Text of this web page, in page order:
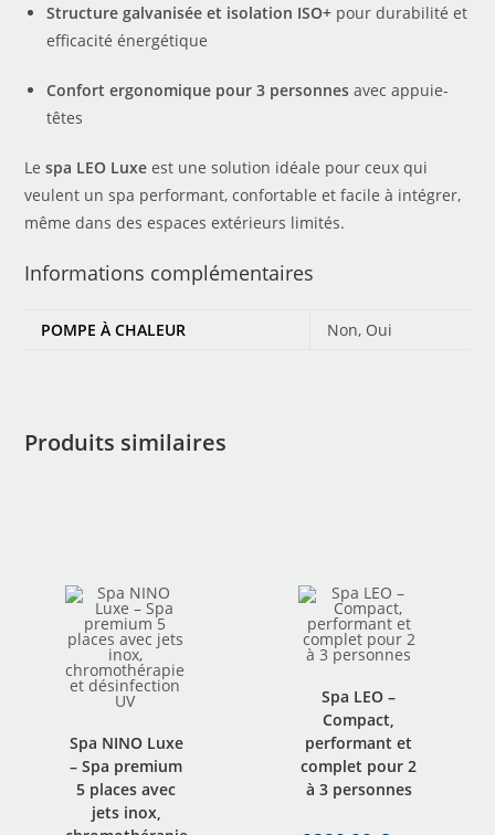
Structure galvanisée et isolation ISO+ pour durabilité et
efficacité énergétique
Confort ergonomique pour 3 personnes avec appuie-
têtes
Lespa LEO Luxe est une solution idéale pour ceux qui
veulent un spa performant, confortable et facile à intégrer,
même dans des espaces extérieurs limités.
Informations complémentaires
POMPE À CHALEUR Non, Oui
Produits similaires
Spa NINO Luxe
– Spa premium
5 places avec
jets inox,
Spa LEO –
Compact,
performant et
complet pour 2
à 3 personnes